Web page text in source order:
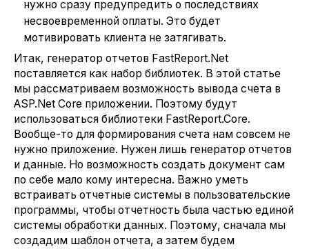
нужно сразу предупредить о последствиях
несвоевременной оплаты. Это будет
мотивировать клиента не затягивать.
Итак, генератор отчетов FastReport.Net
поставляется как набор библиотек. В этой статье
мы рассматриваем возможность вывода счета в
ASP.Net Core приложении. Поэтому будут
использоваться библиотеки FastReport.Core.
Вообще-то для формирования счета нам совсем не
нужно приложение. Нужен лишь генератор отчетов
и данные. Но возможность создать документ сам
по себе мало кому интересна. Важно уметь
встраивать отчетные системы в пользовательские
программы, чтобы отчетность была частью единой
системы обработки данных. Поэтому, сначала мы
создадим шаблон отчета, а затем будем